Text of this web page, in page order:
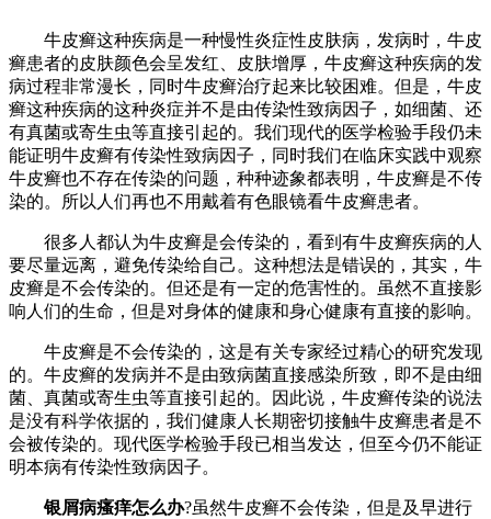
牛皮癣这种疾病是一种慢性炎症性皮肤病，发病时，牛皮
癣患者的皮肤颜色会呈发红、皮肤增厚，牛皮癣这种疾病的发
病过程非常漫长，同时牛皮癣治疗起来比较困难。但是，牛皮
癣这种疾病的这种炎症并不是由传染性致病因子，如细菌、还
有真菌或寄生虫等直接引起的。我们现代的医学检验手段仍未
能证明牛皮癣有传染性致病因子，同时我们在临床实践中观察
牛皮癣也不存在传染的问题，种种迹象都表明，牛皮癣是不传
染的。所以人们再也不用戴着有色眼镜看牛皮癣患者。
很多人都认为牛皮癣是会传染的，看到有牛皮癣疾病的人
要尽量远离，避免传染给自己。这种想法是错误的，其实，牛
皮癣是不会传染的。但还是有一定的危害性的。虽然不直接影
响人们的生命，但是对身体的健康和身心健康有直接的影响。
牛皮癣是不会传染的，这是有关专家经过精心的研究发现
的。牛皮癣的发病并不是由致病菌直接感染所致，即不是由细
菌、真菌或寄生虫等直接引起的。因此说，牛皮癣传染的说法
是没有科学依据的，我们健康人长期密切接触牛皮癣患者是不
会被传染的。现代医学检验手段已相当发达，但至今仍不能证
明本病有传染性致病因子。
银屑病瘙痒怎么办?虽然牛皮癣不会传染，但是及早进行